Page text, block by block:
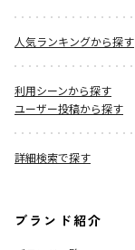
人気ランキングから探す
利用シーンから探す
ユーザー投稿から探す
詳細検索で探す
ブランド紹介